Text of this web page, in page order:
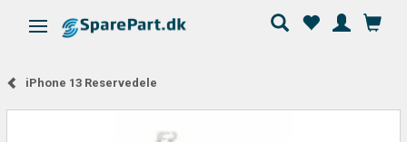
Skifte navigation
iPhone 13 Reservedele